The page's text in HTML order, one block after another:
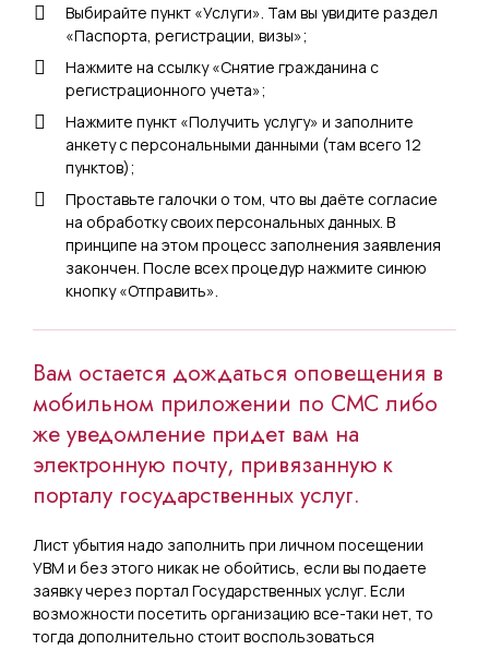
Выбирайте пункт «Услуги». Там вы увидите раздел
«Паспорта, регистрации, визы»;
Нажмите на ссылку «Снятие гражданина с
регистрационного учета»;
Нажмите пункт «Получить услугу» и заполните
анкету с персональными данными (там всего 12
пунктов);
Проставьте галочки о том, что вы даёте согласие
на обработку своих персональных данных. В
принципе на этом процесс заполнения заявления
закончен. После всех процедур нажмите синюю
кнопку «Отправить».
Вам остается дождаться оповещения в
мобильном приложении по СМС либо
же уведомление придет вам на
электронную почту, привязанную к
порталу государственных услуг.
Лист убытия надо заполнить при личном посещении
УВМ и без этого никак не обойтись, если вы подаете
заявку через портал Государственных услуг. Если
возможности посетить организацию все-таки нет, то
тогда дополнительно стоит воспользоваться